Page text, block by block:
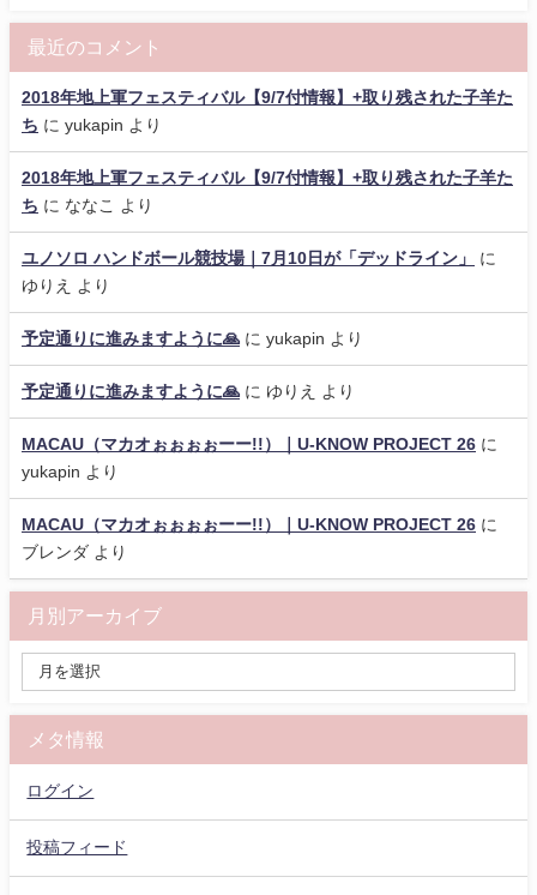
最近のコメント
2018年地上軍フェスティバル【9/7付情報】+取り残された子羊た
ち に yukapin より
2018年地上軍フェスティバル【9/7付情報】+取り残された子羊た
ち に ななこ より
ユノソロ ハンドボール競技場｜7月10日が「デッドライン」
に
ゆりえ
より
予定通りに進みますように🙏 に yukapin より
予定通りに進みますように🙏 に ゆりえ より
MACAU（マカオぉぉぉぉーー!!）｜U-KNOW PROJECT 26 に
yukapin より
MACAU（マカオぉぉぉぉーー!!）｜U-KNOW PROJECT 26 に
ブレンダ より
月別アーカイブ
メタ情報
ログイン
投稿フィード